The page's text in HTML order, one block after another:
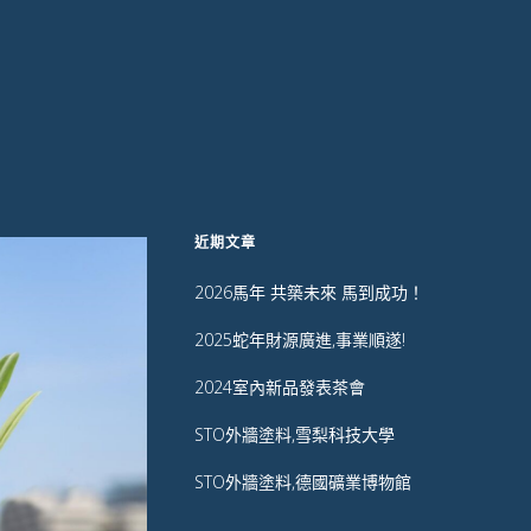
近期文章
2026馬年 共築未來 馬到成功！
2025蛇年財源廣進,事業順遂!
2024室內新品發表茶會
STO外牆塗料,雪梨科技大學
STO外牆塗料,德國礦業博物館